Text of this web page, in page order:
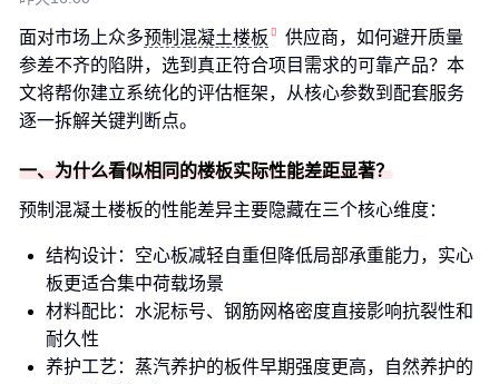
面对市场上众多预制混凝土楼板
供应商，如何避开质量
参差不齐的陷阱，选到真正符合项目需求的可靠产品？本
文将帮你建立系统化的评估框架，从核心参数到配套服务
逐一拆解关键判断点。
一、为什么看似相同的楼板实际性能差距显著？
预制混凝土楼板的性能差异主要隐藏在三个核心维度：
结构设计：空心板减轻自重但降低局部承重能力，实心
板更适合集中荷载场景
材料配比：水泥标号、钢筋网格密度直接影响抗裂性和
耐久性
养护工艺：蒸汽养护的板件早期强度更高，自然养护的